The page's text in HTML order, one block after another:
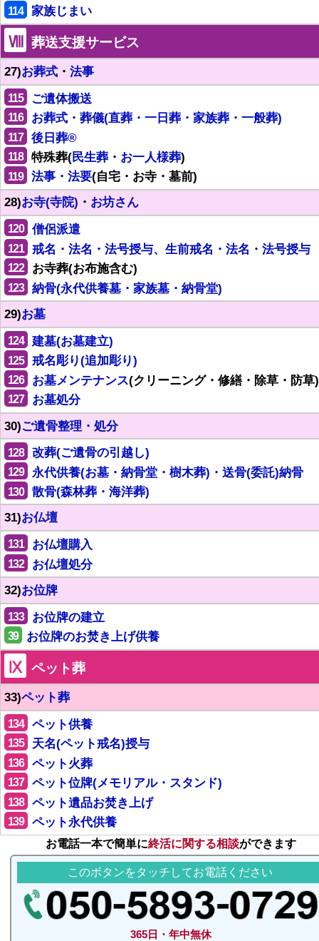
114 家族じまい
Ⅷ 葬送支援サービス
27)お葬式・ 法事
115 ご遺体搬送
116 お葬式・葬儀(直葬・一日葬・家族葬・一般葬)
117 後日葬®
118 特殊葬(民生葬・ お一人様葬)
119 法事・法要(自宅・お寺・墓前)
28)お寺(寺院) ・ お坊さん
120 僧侶派遣
121 戒名・法名・法号授与、生前戒名・法名・法号授与
122 お寺葬(お布施含む)
123
納骨(永代供養墓・家族墓・納骨堂)
29)お墓
124 建墓(お墓建立)
125 戒名彫り(追加彫り)
126 お墓メンテナンス(クリーニング・修繕・除草・防草)
127
お墓処分
30)ご遺骨整理・処分
128 改葬(ご遺骨の引越し)
129 永代供養(お墓・納骨堂・樹木葬)・送骨(委託)納骨
130
散骨(森林葬・海洋葬)
31)お仏壇
131 お仏壇購入
132
お仏壇処分
32)お位牌
133 お位牌の建立
39 お位牌のお焚き上げ供養
Ⅸ ペット葬
33)ペット葬
134 ペット供養
135 天名(ペット戒名)授与
136 ペット火葬
137 ペット位牌(メモリアル・スタンド)
138 ペット遺品お焚き上げ
139 ペット永代供養
お電話一本で簡単に終活に関する相談ができます
このボタンをタッチしてお電話ください
365日・年中無休